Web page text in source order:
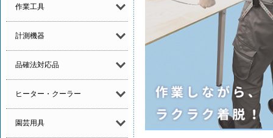
作業工具
計測機器
品確法対応品
ヒーター・クーラー
園芸用具